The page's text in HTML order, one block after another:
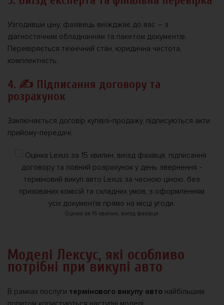
Узгодивши ціну, фахівець виїжджає до вас – з
діагностичним обладнанням та пакетом документів.
Перевіряється технічний стан, юридична чистота,
комплектність.
4. ✍️ Підписання договору та
розрахунок
Заключається договір купівлі-продажу, підписуються акти
прийому-передачі.
Оцінка за 15 хвилин, виїзд фахівця
Моделі Лексус, які особливо
потрібні при викупі авто
В рамках послуги термінового викупу авто найбільшим